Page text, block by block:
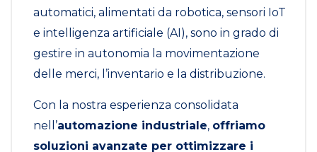
automatici, alimentati da robotica, sensori IoT
e intelligenza artificiale (AI), sono in grado di
gestire in autonomia la movimentazione
delle merci, l’inventario e la distribuzione.
Con la nostra esperienza consolidata
nell’automazione industriale, offriamo
soluzioni avanzate per ottimizzare i